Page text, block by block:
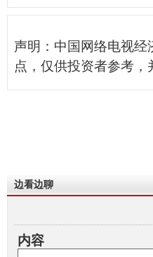
声明：中国网络电视
点，仅供投资者参考
边看边聊
内容